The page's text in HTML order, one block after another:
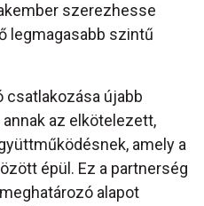
szerezhesse
legmagasabb szintű
csatlakozása újabb
az elkötelezett,
amely a
épül. Ez a partnerség
alapot